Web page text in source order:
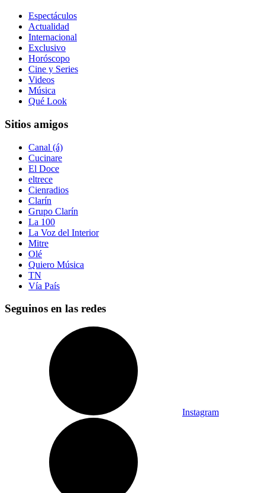
Espectáculos
Actualidad
Internacional
Exclusivo
Horóscopo
Cine y Series
Videos
Música
Qué Look
Sitios amigos
Canal (á)
Cucinare
El Doce
eltrece
Cienradios
Clarín
Grupo Clarín
La 100
La Voz del Interior
Mitre
Olé
Quiero Música
TN
Vía País
Seguinos en las redes
Instagram